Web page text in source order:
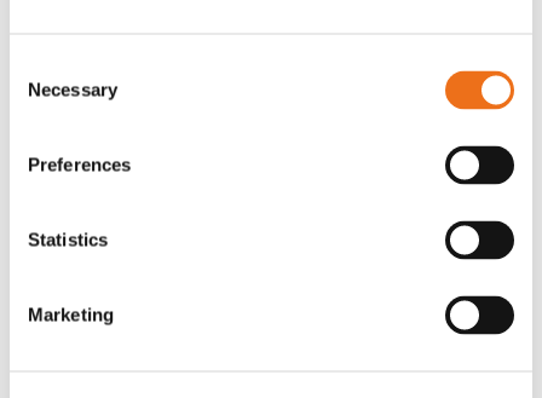
Selection
Necessary
Preferences
Statistics
Marketing
finger spakställ